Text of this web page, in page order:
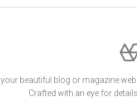
beautiful blog or magazine
Crafted with an eye for